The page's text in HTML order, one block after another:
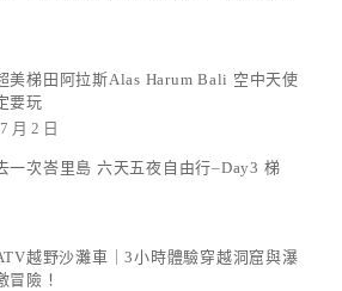
美梯田阿拉斯Alas Harum Bali 空中天使
要玩
月 2 日
一次峇里島 六天五夜自由行–Day3 梯
越野沙灘車｜3小時體驗穿越洞窟與瀑
冒險！